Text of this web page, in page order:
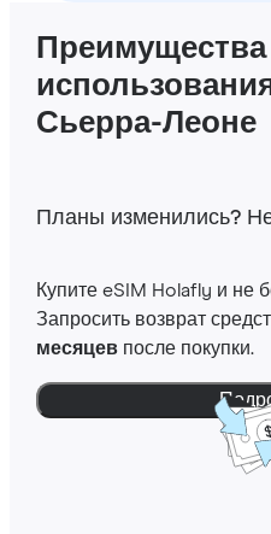
Преимущества
Сьерра-Леоне
Планы изменились?
Купите eSIM Holafly и не
Запросить возврат
месяцевпосле покупки.